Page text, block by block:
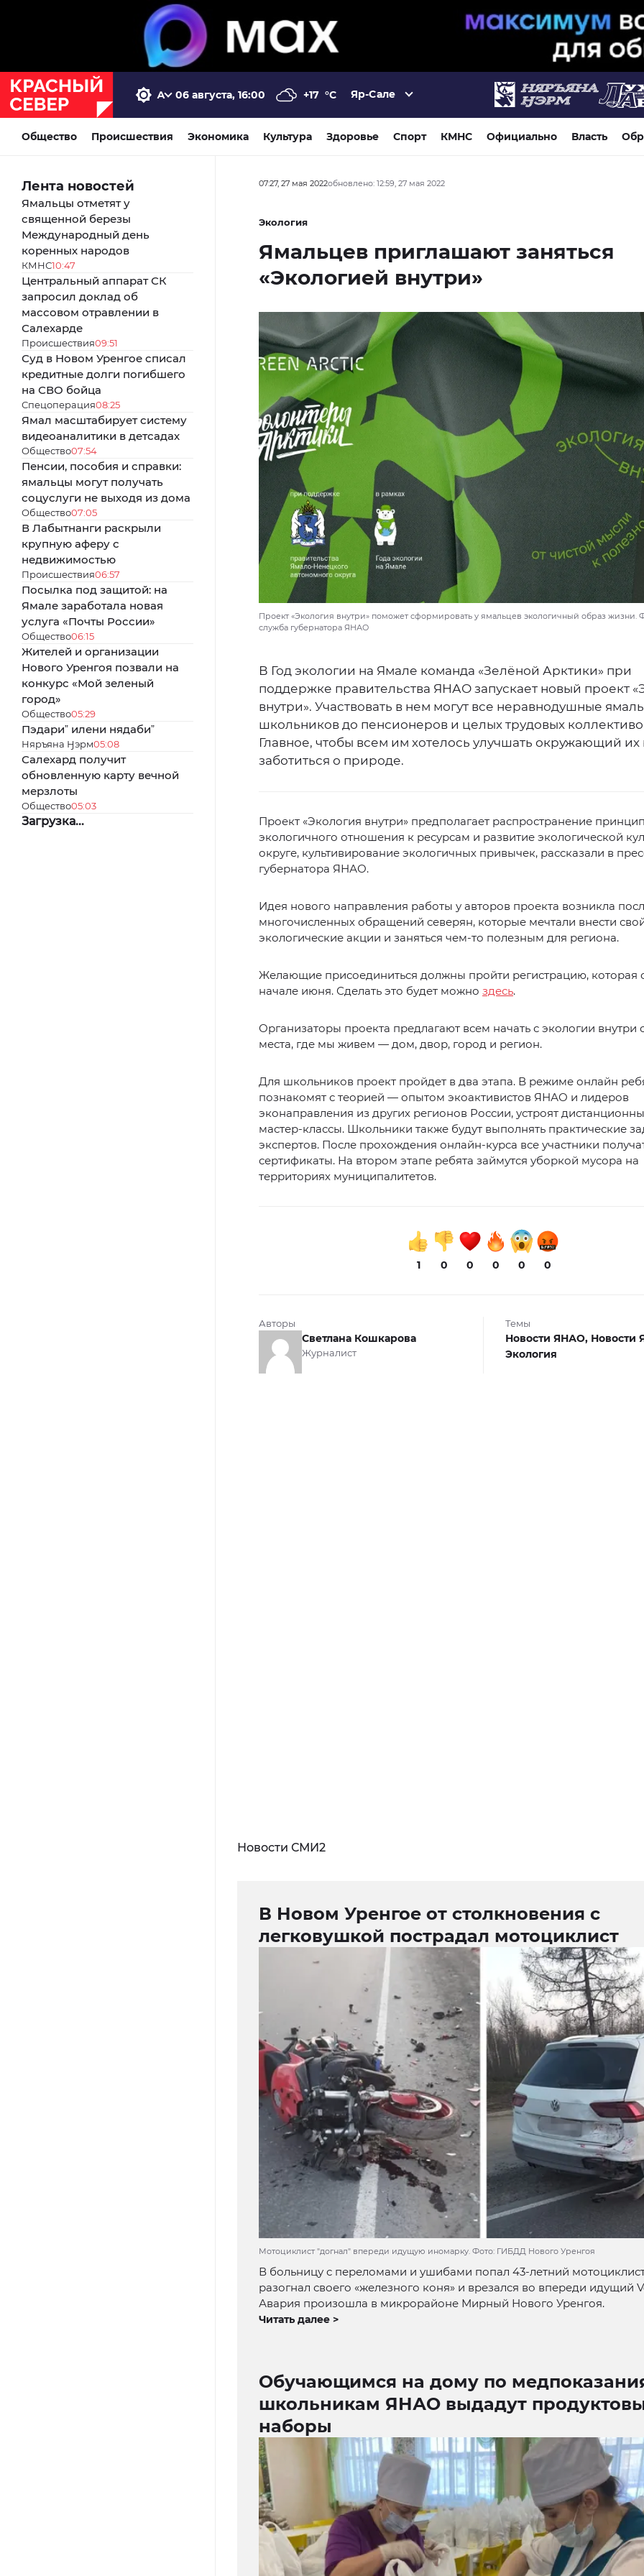
06 августа, 16:00 +17 °C Яр-Сале
Общество Происшествия Экономика Культура Здоровье Спорт КМНС Официально Власть
Лента новостей
Ямальцы отметят у
священной березы
Международный день
коренных народов
КМНС10:47
Центральный аппарат СК
запросил доклад об
массовом отравлении в
Салехарде
Происшествия09:51
Суд в Новом Уренгое списал
кредитные долги погибшего
на СВО бойца
Спецоперация08:25
Ямал масштабирует систему
видеоаналитики в детсадах
Общество07:54
Пенсии, пособия и справки:
ямальцы могут получать
соцуслуги не выходя из дома
Общество07:05
В Лабытнанги раскрыли
крупную аферу с
недвижимостью
Происшествия06:57
Посылка под защитой: на
Ямале заработала новая
услуга «Почты России»
Общество06:15
Жителей и организации
Нового Уренгоя позвали на
конкурс «Мой зеленый
город»
Общество05:29
Пэдариˮ илени нядабиˮ
Няръяна Ӈэрм05:08
Салехард получит
обновленную карту вечной
мерзлоты
Общество05:03
Загрузка...
07:27, 27 мая 2022обновлено: 12:59, 27 мая 2022
Экология
Ямальцев приглашают заняться
«Экологией внутри»
Проект «Экология внутри» поможет сформировать у ямальцев экологичный образ жизни.
служба губернатора ЯНАО
В Год экологии на Ямале команда «Зелёной Арктики» при
поддержке правительства ЯНАО запускает новый проект
внутри». Участвовать в нем могут все неравнодушные
школьников до пенсионеров и целых трудовых
Главное, чтобы всем им хотелось улучшать окружающий
заботиться о природе.
Проект «Экология внутри» предполагает распространение
экологичного отношения к ресурсам и развитие экологической
округе, культивирование экологичных привычек, рассказали в
губернатора ЯНАО.
Идея нового направления работы у авторов проекта возникла
многочисленных обращений северян, которые мечтали внести
экологические акции и заняться чем-то полезным для региона.
Желающие присоединиться должны пройти регистрацию, которая
начале июня. Сделать это будет можно здесь.
Организаторы проекта предлагают всем начать с экологии внутри
места, где мы живем — дом, двор, город и регион.
Для школьников проект пройдет в два этапа. В режиме онлайн
познакомят с теорией — опытом экоактивистов ЯНАО и лидеров
эконаправления из других регионов России, устроят
мастер-классы. Школьники также будут выполнять практические
экспертов. После прохождения онлайн-курса все участники
сертификаты. На втором этапе ребята займутся уборкой мусора на
территориях муниципалитетов.
1 0 0 0 0 0
Авторы
Светлана Кошкарова
Журналист
Темы
Новости ЯНАО, Новости
Экология
Новости СМИ2
В Новом Уренгое от столкновения с
легковушкой пострадал мотоциклист
Мотоциклист "догнал" впереди идущую иномарку. Фото: ГИБДД Нового Уренгоя
В больницу с переломами и ушибами попал 43-летний
разогнал своего «железного коня» и врезался во впереди идущий
Авария произошла в микрорайоне Мирный Нового Уренгоя.
Читать далее >
Обучающимся на дому по
школьникам ЯНАО выдадут
наборы